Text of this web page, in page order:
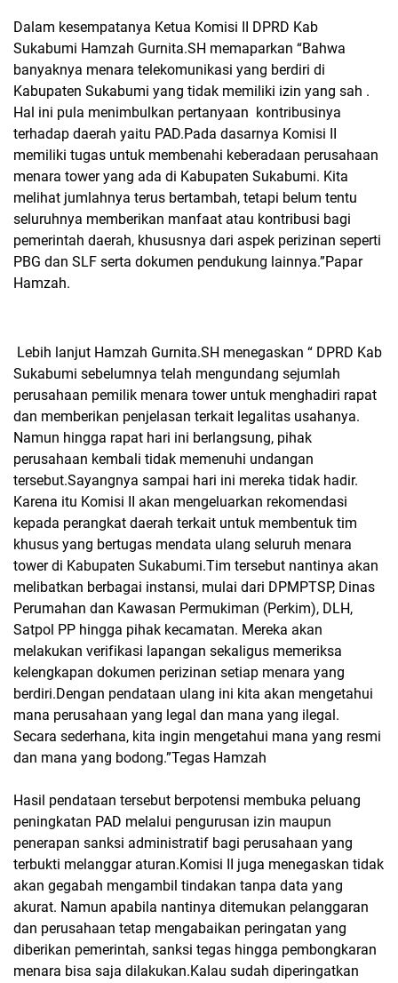
Dalam kesempatanya Ketua Komisi II DPRD Kab
Sukabumi Hamzah Gurnita.SH memaparkan “Bahwa
banyaknya menara telekomunikasi yang berdiri di
Kabupaten Sukabumi yang tidak memiliki izin yang sah .
Hal ini pula menimbulkan pertanyaan kontribusinya
terhadap daerah yaitu PAD.Pada dasarnya Komisi II
memiliki tugas untuk membenahi keberadaan perusahaan
menara tower yang ada di Kabupaten Sukabumi. Kita
melihat jumlahnya terus bertambah, tetapi belum tentu
seluruhnya memberikan manfaat atau kontribusi bagi
pemerintah daerah, khususnya dari aspek perizinan seperti
PBG dan SLF serta dokumen pendukung lainnya.”Papar
Hamzah.
Lebih lanjut Hamzah Gurnita.SH menegaskan “ DPRD Kab
Sukabumi sebelumnya telah mengundang sejumlah
perusahaan pemilik menara tower untuk menghadiri rapat
dan memberikan penjelasan terkait legalitas usahanya.
Namun hingga rapat hari ini berlangsung, pihak
perusahaan kembali tidak memenuhi undangan
tersebut.Sayangnya sampai hari ini mereka tidak hadir.
Karena itu Komisi II akan mengeluarkan rekomendasi
kepada perangkat daerah terkait untuk membentuk tim
khusus yang bertugas mendata ulang seluruh menara
tower di Kabupaten Sukabumi.Tim tersebut nantinya akan
melibatkan berbagai instansi, mulai dari DPMPTSP, Dinas
Perumahan dan Kawasan Permukiman (Perkim), DLH,
Satpol PP hingga pihak kecamatan. Mereka akan
melakukan verifikasi lapangan sekaligus memeriksa
kelengkapan dokumen perizinan setiap menara yang
berdiri.Dengan pendataan ulang ini kita akan mengetahui
mana perusahaan yang legal dan mana yang ilegal.
Secara sederhana, kita ingin mengetahui mana yang resmi
dan mana yang bodong.”Tegas Hamzah
Hasil pendataan tersebut berpotensi membuka peluang
peningkatan PAD melalui pengurusan izin maupun
penerapan sanksi administratif bagi perusahaan yang
terbukti melanggar aturan.Komisi II juga menegaskan tidak
akan gegabah mengambil tindakan tanpa data yang
akurat. Namun apabila nantinya ditemukan pelanggaran
dan perusahaan tetap mengabaikan peringatan yang
diberikan pemerintah, sanksi tegas hingga pembongkaran
menara bisa saja dilakukan.Kalau sudah diperingatkan